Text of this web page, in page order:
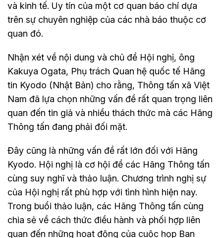
và kinh tế. Uy tín của một cơ quan báo chí dựa
trên sự chuyên nghiệp của các nhà báo thuộc cơ
quan đó.
Nhận xét về nội dung và chủ đề Hội nghị, ông
Kakuya Ogata, Phụ trách Quan hệ quốc tế Hãng
tin Kyodo (Nhật Bản) cho rằng, Thông tấn xã Việt
Nam đã lựa chọn những vấn đề rất quan trọng liên
quan đến tin giả và nhiều thách thức mà các Hãng
Thông tấn đang phải đối mặt.
Đây cũng là những vấn đề rất lớn đối với Hãng
Kyodo. Hội nghị là cơ hội để các Hãng Thông tấn
cùng suy nghĩ và thảo luận. Chương trình nghị sự
của Hội nghị rất phù hợp với tình hình hiện nay.
Trong buổi thảo luận, các Hãng Thông tấn cùng
chia sẻ về cách thức điều hành và phối hợp liên
quan đến những hoạt động của cuộc họp Ban